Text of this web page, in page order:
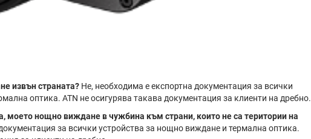
извън страната? Не, необходима е експортна документация за всички
оптика. ATN не осигурява такава документация за клиенти на дребно.
моето нощно виждане в чужбина към страни, които не са територии на
за всички устройства за нощно виждане и термална оптика.